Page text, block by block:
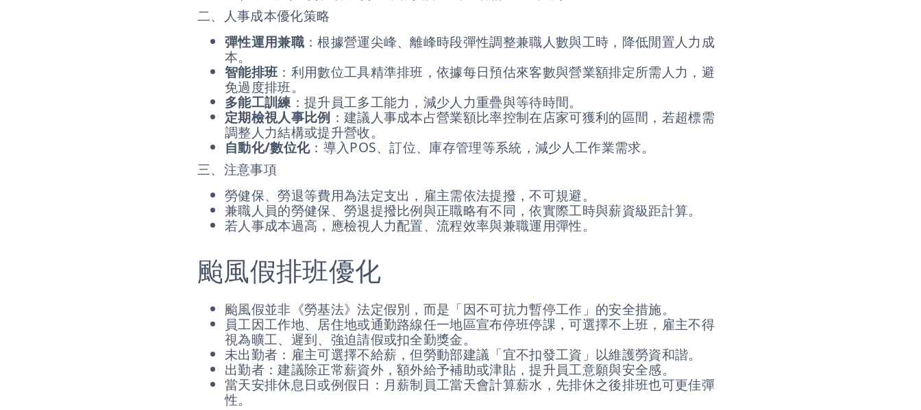
二、人事成本優化策略
彈性運用兼職：根據營運尖峰、離峰時段彈性調整兼職人數與工時，降低閒置人力成
本。
智能排班：利用數位工具精準排班，依據每日預估來客數與營業額排定所需人力，避
免過度排班。
多能工訓練：提升員工多工能力，減少人力重疊與等待時間。
定期檢視人事比例 ：建議人事成本占營業額比率控制在店家可獲利的區間，若超標需
調整人力結構或提升營收。
自動化/數位化：導入POS、訂位、庫存管理等系統，減少人工作業需求。
三、注意事項
勞健保、勞退等費用為法定支出，雇主需依法提撥，不可規避。
兼職人員的勞健保、勞退提撥比例與正職略有不同，依實際工時與薪資級距計算。
若人事成本過高，應檢視人力配置、流程效率與兼職運用彈性。
颱風假排班優化
颱風假並非《勞基法》法定假別，而是「因不可抗力暫停工作」的安全措施。
員工因工作地、居住地或通勤路線任一地區宣布停班停課，可選擇不上班，雇主不得
視為曠工、遲到、強迫請假或扣全勤獎金。
未出勤者：雇主可選擇不給薪，但勞動部建議「宜不扣發工資」以維護勞資和諧。
出勤者：建議除正常薪資外，額外給予補助或津貼，提升員工意願與安全感。
當天安排休息日或例假日：月薪制員工當天會計算薪水，先排休之後排班也可更佳彈
性。